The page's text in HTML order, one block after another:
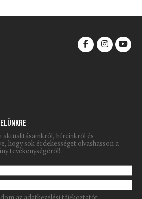
aktualitásainkról, híreinkről és
hogy sok érdekességet olvashasson a
tevékenységéről!